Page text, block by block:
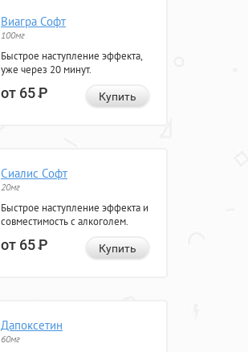
Виагра Софт
100мг
Быстрое наступление эффекта,
уже через 20 минут.
от 65Р Купить
Сиалис Софт
20мг
Быстрое наступление эффекта и
совместимость с алкоголем.
от 65Р Купить
Дапоксетин
60мг